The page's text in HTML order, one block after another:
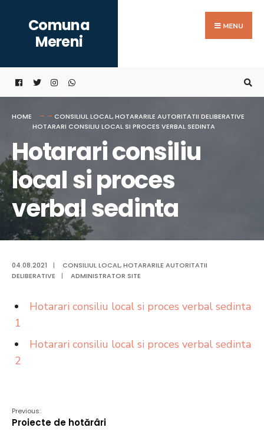
content
Comuna
Mereni
MENU
HOME CONSILIUL LOCAL,HOTARARILE AUTORITATII DELIBERATIVE
HOTARARI CONSILIU LOCAL SI PROCES VERBAL SEDINTA
Hotarari consiliu
local si proces
verbal sedinta
04.08.2021 | CONSILIUL LOCAL,HOTARARILE AUTORITATII
DELIBERATIVE
| ADMINISTRATOR SITE
Hotarari consiliu local si proces verbal sedinta
1
Hotarari consiliu local si proces verbal sedinta
2
Previous:
Proiecte de hotărâri
for: